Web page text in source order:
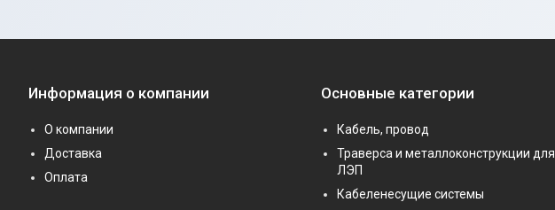
Информация о компании
О компании
Доставка
Оплата
Основные категории
Кабель, провод
Траверса и металлоконструкции для
ЛЭП
Кабеленесущие системы